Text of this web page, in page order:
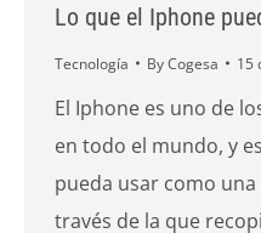
Lo que el Iphone
Tecnología ByCogesa 15
El Iphone es uno de
en todo el mundo, y
pueda usar como
través de la que